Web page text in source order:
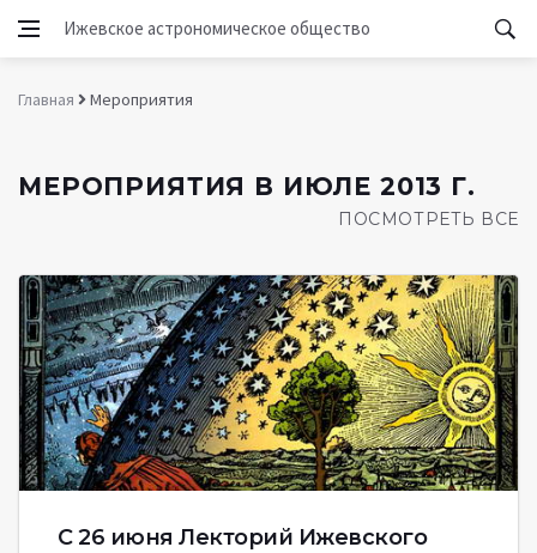
Ижевское астрономическое общество
Главная Мероприятия
МЕРОПРИЯТИЯ В ИЮЛЕ 2013 Г.
ПОСМОТРЕТЬ ВСЕ
С 26 июня Лекторий Ижевского